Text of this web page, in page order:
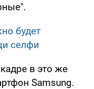
будет
селфи
в это же
Samsung.